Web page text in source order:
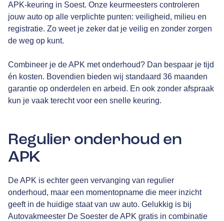
APK-keuring in Soest. Onze keurmeesters controleren
jouw auto op alle verplichte punten: veiligheid, milieu en
registratie. Zo weet je zeker dat je veilig en zonder zorgen
de weg op kunt.
Combineer je de APK met onderhoud? Dan bespaar je tijd
én kosten. Bovendien bieden wij standaard 36 maanden
garantie op onderdelen en arbeid. En ook zonder afspraak
kun je vaak terecht voor een snelle keuring.
Regulier onderhoud en
APK
De APK is echter geen vervanging van regulier
onderhoud, maar een momentopname die meer inzicht
geeft in de huidige staat van uw auto. Gelukkig is bij
Autovakmeester De Soester de APK gratis in combinatie